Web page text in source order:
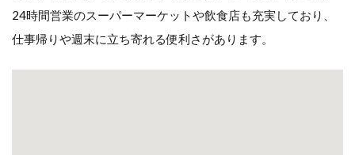
24時間営業のスーパーマーケットや飲食店も充実しており、
仕事帰りや週末に立ち寄れる便利さがあります。